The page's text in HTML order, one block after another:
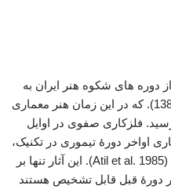
ه.ق.) یکی از دوره های شکوه هنر ایران به
شمار می رود (حسن 1388، کنبی 1386). که در این زمان هنر معماری
فلزکاری صفوی در اوایل
اواخر دورۀ تیموری در تکنیک،
شکل و تزیینات ظروف را حفظ کرد (Atil et al. 1985). این آثار تنها بر
دورۀ قبل قابل تشخیص هستند